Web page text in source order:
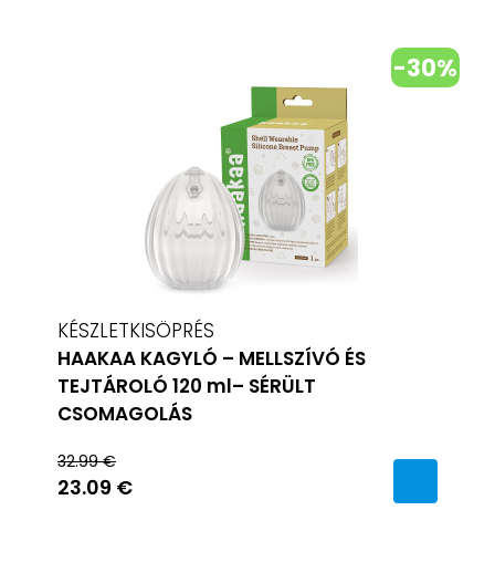
-30%
KÉSZLETKISÖPRÉS
HAAKAA KAGYLÓ – MELLSZÍVÓ ÉS
TEJTÁROLÓ 120 ml– SÉRÜLT
CSOMAGOLÁS
32.99 €
23.09 €